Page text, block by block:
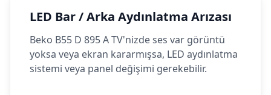
LED Bar / Arka Aydınlatma Arızası
Beko B55 D 895 A TV'nizde ses var görüntü
yoksa veya ekran kararmışsa, LED aydınlatma
sistemi veya panel değişimi gerekebilir.